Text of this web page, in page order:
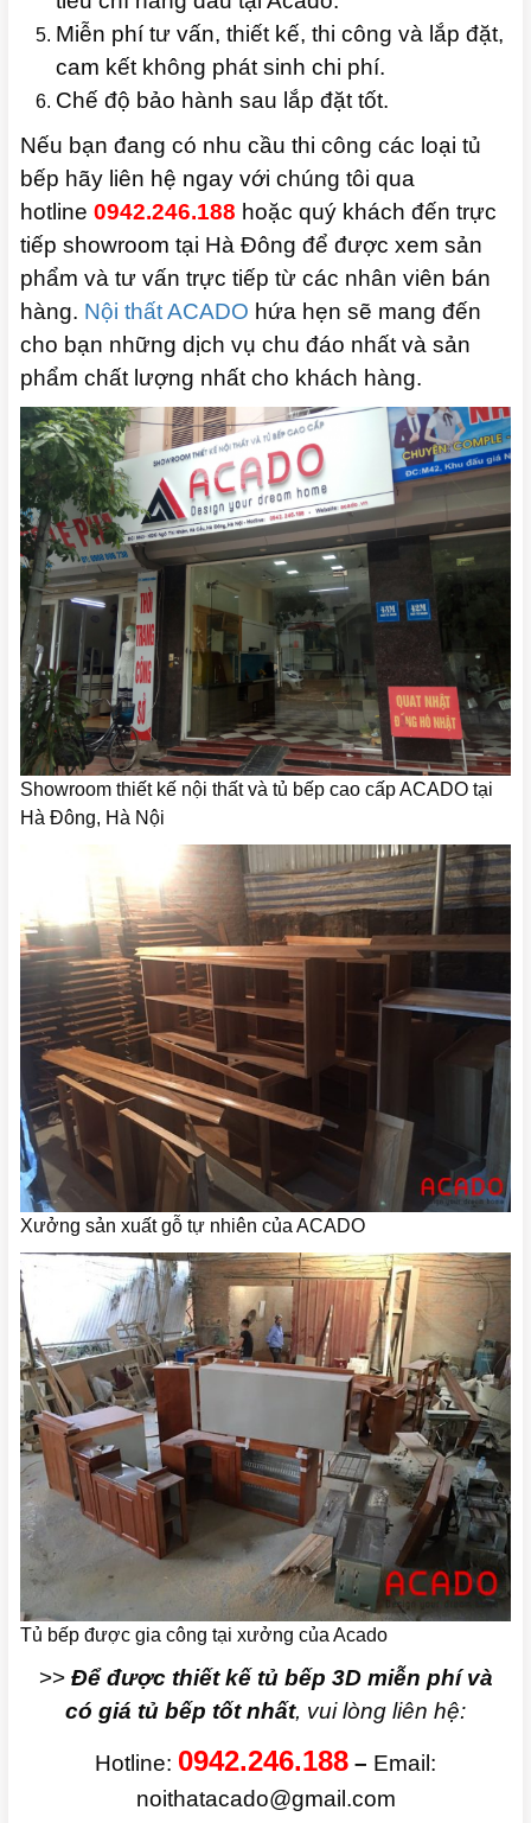
Miễn phí tư vấn, thiết kế, thi công và lắp đặt,
cam kết không phát sinh chi phí.
Chế độ bảo hành sau lắp đặt tốt.
Nếu bạn đang có nhu cầu thi công các loại tủ
bếp hãy liên hệ ngay với chúng tôi qua
hotline 0942.246.188 hoặc quý khách đến trực
tiếp showroom tại Hà Đông để được xem sản
phẩm và tư vấn trực tiếp từ các nhân viên bán
hàng. Nội thất ACADO hứa hẹn sẽ mang đến
cho bạn những dịch vụ chu đáo nhất và sản
phẩm chất lượng nhất cho khách hàng.
Showroom thiết kế nội thất và tủ bếp cao cấp ACADO tại
Hà Đông, Hà Nội
Xưởng sản xuất gỗ tự nhiên của ACADO
Tủ bếp được gia công tại xưởng của Acado
>>Để được thiết kế tủ bếp 3D miễn phí và
có giá tủ bếp tốt nhất, vui lòng liên hệ:
Hotline: 0942.246.188 – Email:
noithatacado@gmail.com